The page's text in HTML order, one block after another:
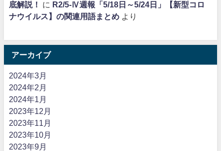
底解説！
に R2/5-Ⅳ週報「5/18日～5/24日」【新型コロ
ナウイルス】の関連用語まとめ より
アーカイブ
2024年3月
2024年2月
2024年1月
2023年12月
2023年11月
2023年10月
2023年9月